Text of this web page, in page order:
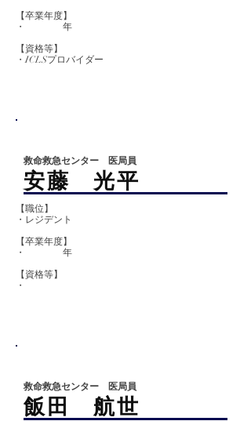
【卒業年度】
​​・ 年
【資格等】
・ICLSプロバイダー
救命救急センター 医局員
安藤 光平
【職位】
・レジデント
【卒業年度】
​​・ 年
【資格等】
・
救命救急センター 医局員
飯田 航世